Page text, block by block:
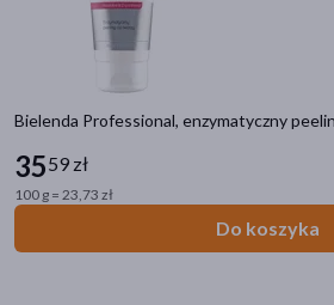
Bielenda Professional, enzymatyczny
3559 zł
100 g = 23,73 zł
Do koszyka